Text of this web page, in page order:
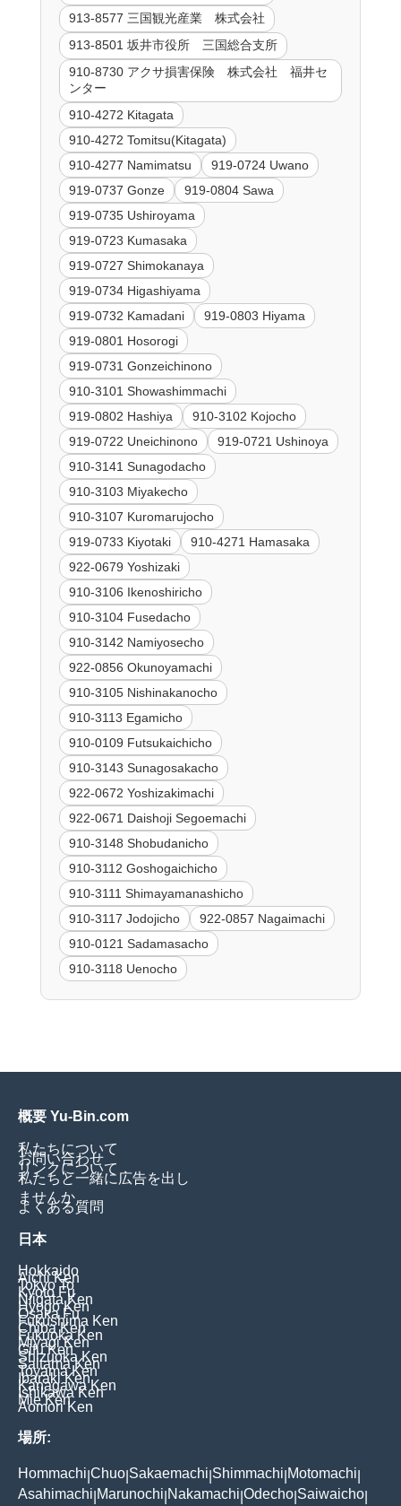
913-8577 三国観光産業 株式会社
913-8501 坂井市役所 三国総合支所
910-8730 アクサ損害保険 株式会社 福井セ
ンター
910-4272 Kitagata
910-4272 Tomitsu(Kitagata)
910-4277 Namimatsu
919-0724 Uwano
919-0737 Gonze
919-0804 Sawa
919-0735 Ushiroyama
919-0723 Kumasaka
919-0727 Shimokanaya
919-0734 Higashiyama
919-0732 Kamadani
919-0803 Hiyama
919-0801 Hosorogi
919-0731 Gonzeichinono
910-3101 Showashimmachi
919-0802 Hashiya
910-3102 Kojocho
919-0722 Uneichinono
919-0721 Ushinoya
910-3141 Sunagodacho
910-3103 Miyakecho
910-3107 Kuromarujocho
919-0733 Kiyotaki
910-4271 Hamasaka
922-0679 Yoshizaki
910-3106 Ikenoshiricho
910-3104 Fusedacho
910-3142 Namiyosecho
922-0856 Okunoyamachi
910-3105 Nishinakanocho
910-3113 Egamicho
910-0109 Futsukaichicho
910-3143 Sunagosakacho
922-0672 Yoshizakimachi
922-0671 Daishoji Segoemachi
910-3148 Shobudanicho
910-3112 Goshogaichicho
910-3111 Shimayamanashicho
910-3117 Jodojicho
922-0857 Nagaimachi
910-0121 Sadamasacho
910-3118 Uenocho
概要 Yu-Bin.com
私たちについて
お問い合わせ
リンクについて
私たちと一緒に広告を出し
ませんか
よくある質問
日本
Hokkaido
Aichi Ken
Tokyo To
Kyoto Fu
Niigata Ken
Hyogo Ken
Osaka Fu
Fukushima Ken
Chiba Ken
Fukuoka Ken
Miyagi Ken
Gifu Ken
Shizuoka Ken
Saitama Ken
Toyama Ken
Ibaraki Ken
Kanagawa Ken
Ishikawa Ken
Mie Ken
Aomori Ken
場所:
Hommachi Chuo Sakaemachi Shimmachi Motomachi
Asahimachi Marunochi Nakamachi Odecho Saiwaicho